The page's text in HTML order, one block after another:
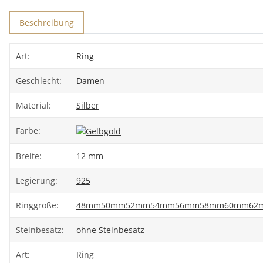
Beschreibung
Art: Ring
Geschlecht: Damen
Material: Silber
Farbe:
Breite: 12 mm
Legierung: 925
Ringgröße: 48mm50mm52mm54mm56mm58mm60mm
Steinbesatz: ohne Steinbesatz
Art: Ring